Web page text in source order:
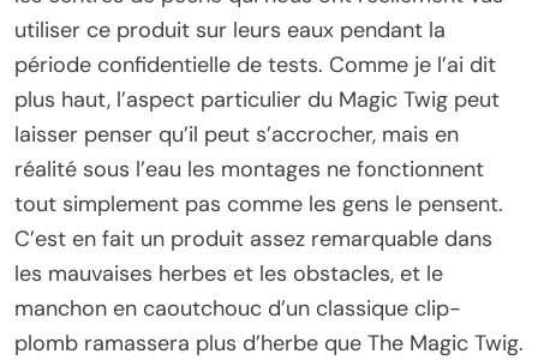
utiliser ce produit sur leurs eaux pendant la
période confidentielle de tests. Comme je l’ai dit
plus haut, l’aspect particulier du Magic Twig peut
laisser penser qu’il peut s’accrocher, mais en
réalité sous l’eau les montages ne fonctionnent
tout simplement pas comme les gens le pensent.
C’est en fait un produit assez remarquable dans
les mauvaises herbes et les obstacles, et le
manchon en caoutchouc d’un classique clip-
plomb ramassera plus d’herbe que The Magic Twig.